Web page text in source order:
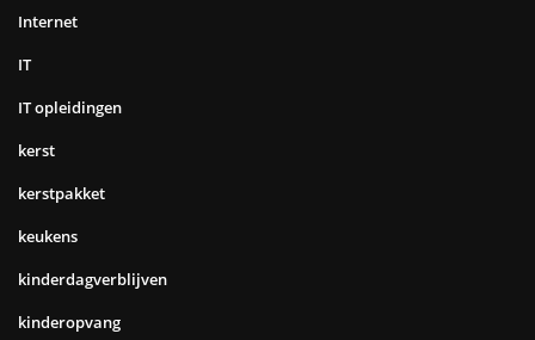
Internet
IT
IT opleidingen
kerst
kerstpakket
keukens
kinderdagverblijven
kinderopvang